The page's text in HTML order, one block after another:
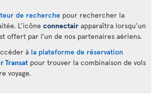
de recherche pour rechercher la
L’icône connectair apparaîtra lorsqu’un
offert par l’un de nos partenaires aériens.
à la plateforme de réservation
Transat pour trouver la combinaison de vols
voyage.